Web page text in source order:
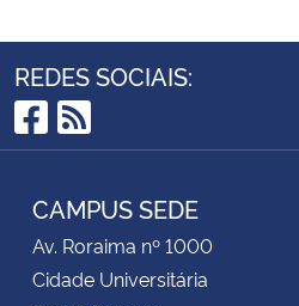
REDES SOCIAIS:
Facebook
RSS
CAMPUS SEDE
Av. Roraima nº 1000
Cidade Universitária